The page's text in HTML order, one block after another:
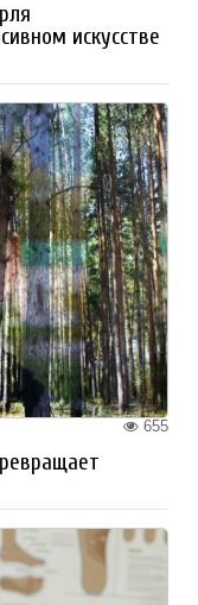
искусстве
655